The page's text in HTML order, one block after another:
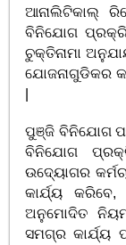
ଆନାଲିଟିକାଲ୍
ବିନିଯୋଗ
ଚୁକ୍ତିନାମା
ଯୋଜନାଗୁଡିକର
ପୁଞ୍ଜି ବିନିଯୋଗ
ବିନିଯୋଗ
ଉଦ୍ୟୋଗର
କାର୍ଯ୍ୟ
ଅନୁମୋଦିତ
ସମଗ୍ର କାର୍ଯ୍ୟ